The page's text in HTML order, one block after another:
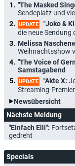
"The Masked
Sendeplatz und
UPDATE "Joko &
die neue Sendung
Melissa
Weihnachtsshow
"The Voice of
Samstagabend
UPDATE "Akte X:
Streaming-
Newsübersicht
Nächste Meldung
"Einfach Elli":
gedreht
Specials